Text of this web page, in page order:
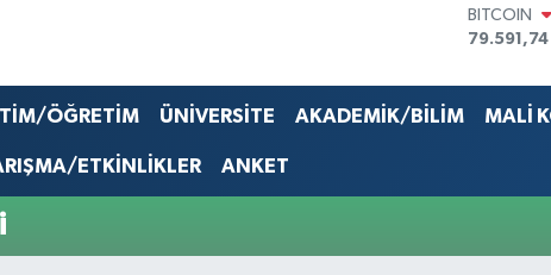
BITCOIN
79.591,74
45,43620
EURO
ÖĞRETİM ÜNİVERSİTE AKADEMİK/BİLİM MALİ
ETKİNLİKLER ANKET